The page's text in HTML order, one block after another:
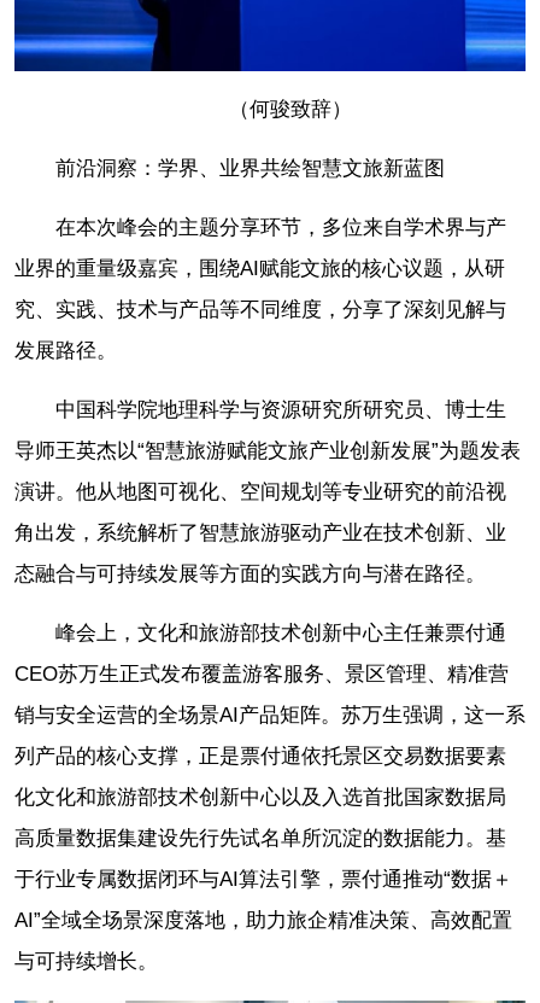
（何骏致辞）
前沿洞察：学界、业界共绘智慧文旅新蓝图
在本次峰会的主题分享环节，多位来自学术界与产
业界的重量级嘉宾，围绕AI赋能文旅的核心议题，从研
究、实践、技术与产品等不同维度，分享了深刻见解与
发展路径。
中国科学院地理科学与资源研究所研究员、博士生
导师王英杰以“智慧旅游赋能文旅产业创新发展”为题发表
演讲。他从地图可视化、空间规划等专业研究的前沿视
角出发，系统解析了智慧旅游驱动产业在技术创新、业
态融合与可持续发展等方面的实践方向与潜在路径。
峰会上，文化和旅游部技术创新中心主任兼票付通
CEO苏万生正式发布覆盖游客服务、景区管理、精准营
销与安全运营的全场景AI产品矩阵。苏万生强调，这一系
列产品的核心支撑，正是票付通依托景区交易数据要素
化文化和旅游部技术创新中心以及入选首批国家数据局
高质量数据集建设先行先试名单所沉淀的数据能力。基
于行业专属数据闭环与AI算法引擎，票付通推动“数据＋
AI”全域全场景深度落地，助力旅企精准决策、高效配置
与可持续增长。